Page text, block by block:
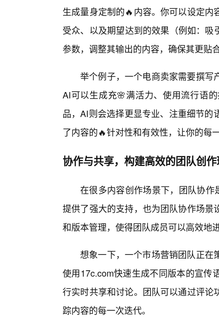
生成量身定制的🔥内容。你可以设定
受众、以及期望达到的效果（例如：
参数，调整其输出的内容，确保其更贴
举个例子，一个电商卖家需要撰写
AI可以生成充🌸满活力、使用流行语
品，AI则会选择更显专业、注重细节
了内容的🔥针对性和有效性，让你的每
协作与共享，构建高效的团队创
在很多内容创作场景下，团队协
提供了强大的支持，也为团队协作场
和版本管理，使得团队成员可以高效地
想象一下，一个市场营销团队正在
使用17c.com快速生成不同版本的宣传
行实时共享和讨论。团队可以通过评
踪内容的每一次迭代。